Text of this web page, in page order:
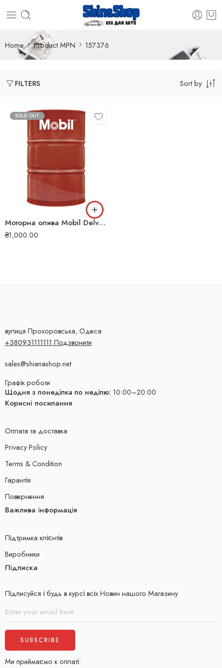
Home Product MPN 157376
FILTERS Sort by
SOLD OUT
Моторна олива Mobil Delvac Modern 5W-30 Advanced Protection V6 208 л. 157376
₴1,000.00
вулиця Прохоровська, Одеса
+380931111111 Подзвонити
sales@shianashop.net
Графік роботи
Щодня з понеділка по неділю: 10:00–20:00
Корисні посилання
Оплата та доставка
Privacy Policy
Terms & Condition
Гарантія
Повернення
Важлива інформація
Підтримка клієнтів
Виробники
Підписка
Підписуйся і будь в курсі всіх Новин нашого Магазину
Ми приймаємо к оплаті: